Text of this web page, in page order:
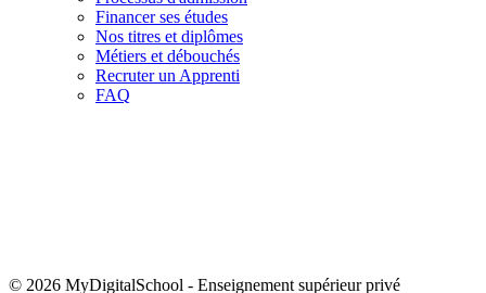
Financer ses études
Nos titres et diplômes
Métiers et débouchés
Recruter un Apprenti
FAQ
© 2026 MyDigitalSchool - Enseignement supérieur privé